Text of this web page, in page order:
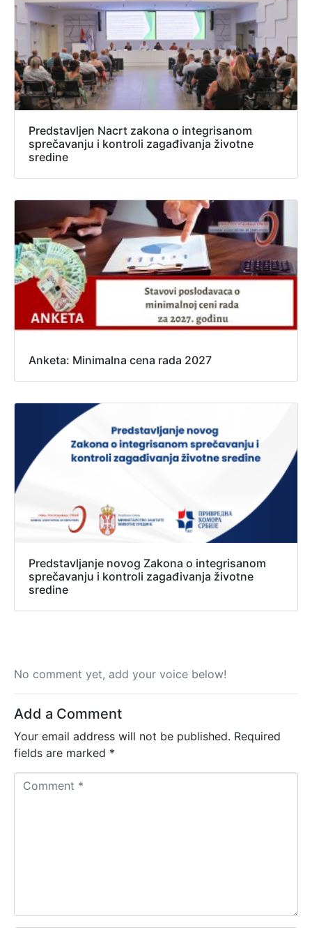
Predstavljen Nacrt zakona o integrisanom
sprečavanju i kontroli zagađivanja životne
sredine
Anketa: Minimalna cena rada 2027
Predstavljanje novog Zakona o integrisanom
sprečavanju i kontroli zagađivanja životne
sredine
No comment yet, add your voice below!
Add a Comment
Your email address will not be published. Required
fields are marked *